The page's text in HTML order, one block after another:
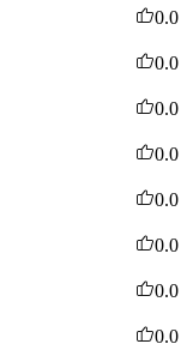
0.0
0.0
0.0
0.0
0.0
0.0
0.0
0.0